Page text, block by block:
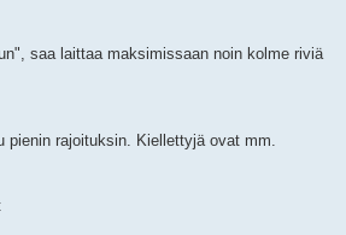
saa laittaa maksimissaan noin kolme riviä
rajoituksin. Kiellettyjä ovat mm.